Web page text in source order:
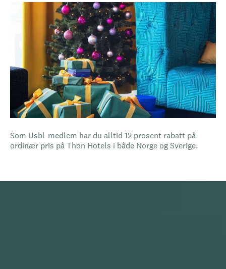
Som Usbl-medlem har du alltid 12 prosent rabatt på
ordinær pris på Thon Hotels i både Norge og Sverige.